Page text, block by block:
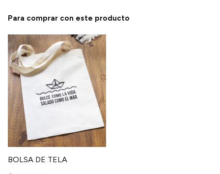
Para comprar con este producto
BOLSA DE TELA